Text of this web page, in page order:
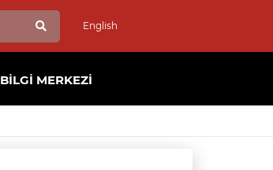
English
BILGI MERKEZI